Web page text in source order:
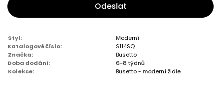
Odeslat
Styl:
Moderní
Katalogové číslo:
S114SQ
Značka:
Busetto
Doba dodání:
6-8 týdnů
Kolekce:
Busetto - moderní židle